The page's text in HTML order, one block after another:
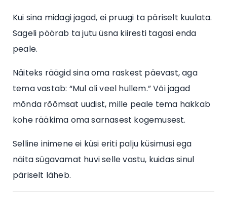
Kui sina midagi jagad, ei pruugi ta päriselt kuulata.
Sageli pöörab ta jutu üsna kiiresti tagasi enda
peale.
Näiteks räägid sina oma raskest päevast, aga
tema vastab: “Mul oli veel hullem.” Või jagad
mõnda rõõmsat uudist, mille peale tema hakkab
kohe rääkima oma sarnasest kogemusest.
Selline inimene ei küsi eriti palju küsimusi ega
näita sügavamat huvi selle vastu, kuidas sinul
päriselt läheb.